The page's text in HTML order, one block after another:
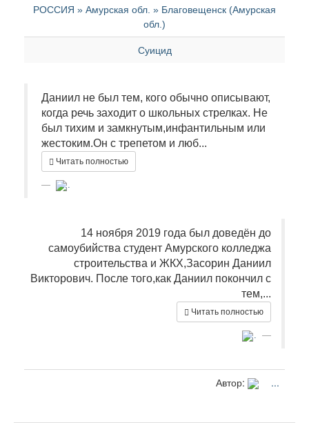
РОССИЯ » Амурская обл. » Благовещенск (Амурская
обл.)
Суицид
Даниил не был тем, кого обычно описывают,
когда речь заходит о школьных стрелках. Не
был тихим и замкнутым,инфантильным или
жестоким.Он с трепетом и люб...
Читать полностью
...
14 ноября 2019 года был доведён до
самоубийства студент Амурского колледжа
строительства и ЖКХ,Засорин Даниил
Викторович. После того,как Даниил покончил с
тем,...
Читать полностью
...
Автор: ...